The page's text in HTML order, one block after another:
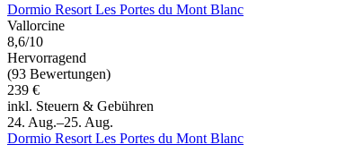
Dormio Resort Les Portes du Mont Blanc
Vallorcine
8,6/10
Hervorragend
(93 Bewertungen)
239 €
inkl. Steuern & Gebühren
24. Aug.–25. Aug.
Dormio Resort Les Portes du Mont Blanc